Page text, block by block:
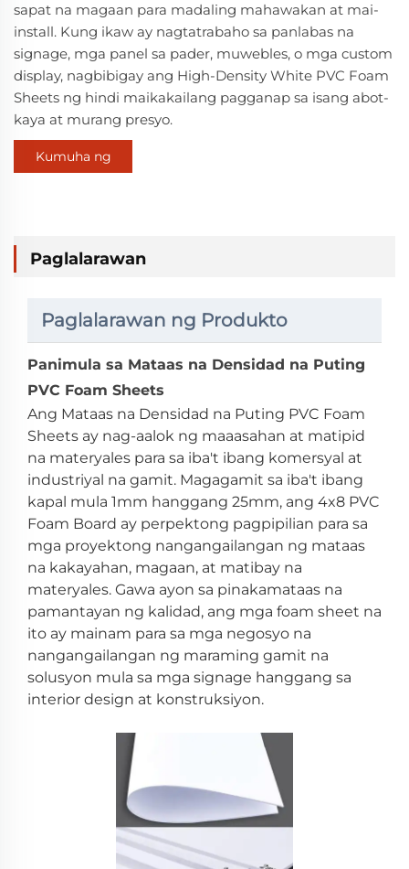
sapat na magaan para madaling mahawakan at mai-
install. Kung ikaw ay nagtatrabaho sa panlabas na
signage, mga panel sa pader, muwebles, o mga custom
display, nagbibigay ang High-Density White PVC Foam
Sheets ng hindi maikakailang pagganap sa isang abot-
kaya at murang presyo.
Kumuha ng
Paglalarawan
Paglalarawan ng Produkto
Panimula sa Mataas na Densidad na Puting
PVC Foam Sheets
Ang Mataas na Densidad na Puting PVC Foam
Sheets ay nag-aalok ng maaasahan at matipid
na materyales para sa iba't ibang komersyal at
industriyal na gamit. Magagamit sa iba't ibang
kapal mula 1mm hanggang 25mm, ang 4x8 PVC
Foam Board ay perpektong pagpipilian para sa
mga proyektong nangangailangan ng mataas
na kakayahan, magaan, at matibay na
materyales. Gawa ayon sa pinakamataas na
pamantayan ng kalidad, ang mga foam sheet na
ito ay mainam para sa mga negosyo na
nangangailangan ng maraming gamit na
solusyon mula sa mga signage hanggang sa
interior design at konstruksiyon.